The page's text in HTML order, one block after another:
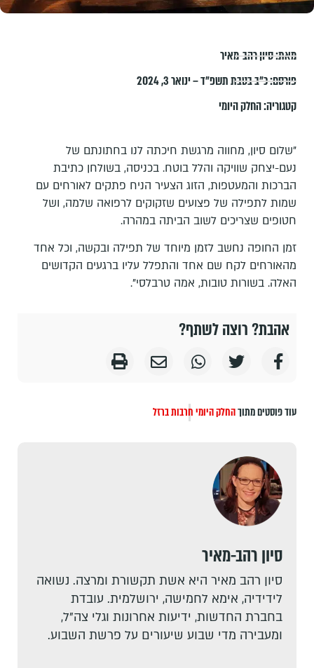
מאת:סיון רהב-מאיר
פורסם:כ״ב בטבת תשפ״ד – ינואר 3, 2024
קטגוריה:החלק היומי
"שלום סיון, מחווה מרגשת חיכתה לנו בחתונתם של
נעם-יצחק שוויקה והלל בוטח. בכניסה, בשולחן כתיבת
הברכות והמעטפות, הזוג הצעיר הניח פתקים לאורחים עם
שמות לתפילה של פצועים שזקוקים לרפואה שלמה, ושל
חטופים שצריכים לשוב הביתה במהרה.
זמן החופה נחשב לזמן מיוחד של תפילה ובקשה, וכל אחד
מהאורחים לקח שם אחד והתפלל עליו ברגעים הקדושים
האלה. בשורות טובות, אמה טרבלסי".
אהבת? רוצה לשתף?
עוד פוסטים מתוךהחלק היומיחרבות ברזל
סיון רהב-מאיר
סיון רהב מאיר היא אשת תקשורת ומרצה. נשואה
לידידיה, אימא לחמישה, ירושלמית. עובדת
בחברת החדשות, ידיעות אחרונות וגלי צה"ל,
ומעבירה מדי שבוע שיעורים על פרשת השבוע.